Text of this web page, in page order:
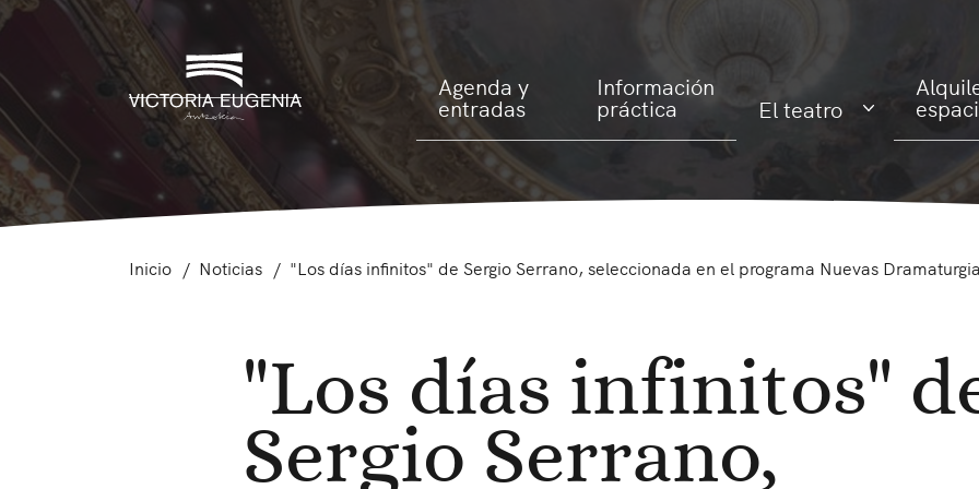
Agenda y
entradas
Información
práctica El teatro
Inicio Noticias "Los días infinitos" de Sergio Serrano, seleccionada en el programa Nuevas
"Los días infinitos"
Sergio Serrano,